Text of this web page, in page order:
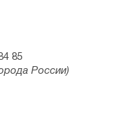
85
России)